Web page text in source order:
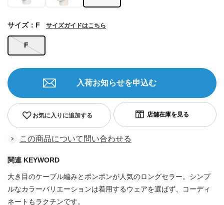
F
サイズ：F サイズガイドはこちら
お気に入りに追加する
入荷お知らせを申込む
この商品について問い合わせる
関連 KEYWORD
大き目のケーブル編みとポンポンが人気のロングセラー。シンプ
ルなカラーバリエーションは着用するウェアを選ばず、コーディ
ネートもラクチンです。